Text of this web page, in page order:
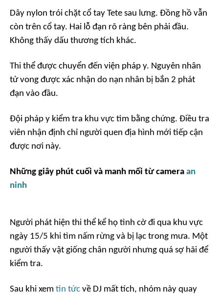
Dây nylon trói chặt cổ tay Tete sau lưng. Đồng hồ vẫn
còn trên cổ tay. Hai lỗ đạn rõ ràng bên phải đầu.
Không thấy dấu thương tích khác.
Thi thể được chuyển đến viện pháp y. Nguyên nhân
tử vong được xác nhận do nạn nhân bị bắn 2 phát
đạn vào đầu.
Đội pháp y kiểm tra khu vực tìm bằng chứng. Điều tra
viên nhận định chỉ người quen địa hình mới tiếp cận
được nơi này.
Những giây phút cuối và manh mối từ camera an
ninh
Người phát hiện thi thể kể họ tình cờ đi qua khu vực
ngày 15/5 khi tìm nấm rừng và bị lạc trong mưa. Một
người thấy vật giống chân người nhưng quá sợ hãi để
kiểm tra.
Sau khi xem tin tức về DJ mất tích, nhóm này quay